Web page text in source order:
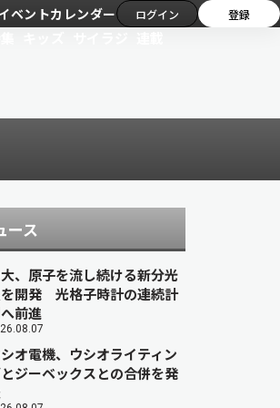
ベントカレンダー ログイン 登録
ース
、原子を流し続ける新分光
開発 光格子時計の連続計
前進
オ電機、ウシオライティン
ジーベックスとの合併を発